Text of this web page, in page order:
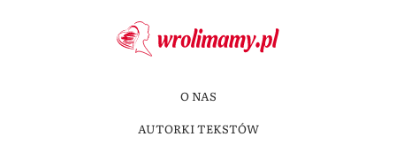
O NAS
AUTORKI TEKSTÓW